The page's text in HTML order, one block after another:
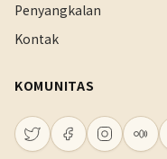
Penyangkalan
Kontak
KOMUNITAS